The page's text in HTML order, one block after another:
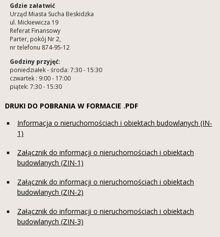
Gdzie załatwić
Urząd Miasta Sucha Beskidzka
ul. Mickiewicza 19
Referat Finansowy
Parter, pokój Nr 2,
nr telefonu 874-95-12
Godziny przyjęć:
poniedziałek - środa: 7:30 - 15:30
czwartek : 9:00 - 17:00
piątek: 7:30 - 15:30
DRUKI DO POBRANIA W FORMACIE .PDF
Informacja o nieruchomościach i obiektach budowlanych (IN-
1)
Załącznik do informacji o nieruchomościach i obiektach
budowlanych (ZIN-1)
Załącznik do informacji o nieruchomościach i obiektach
budowlanych (ZIN-2)
Załącznik do informacji o nieruchomościach i obiektach
budowlanych (ZIN-3)